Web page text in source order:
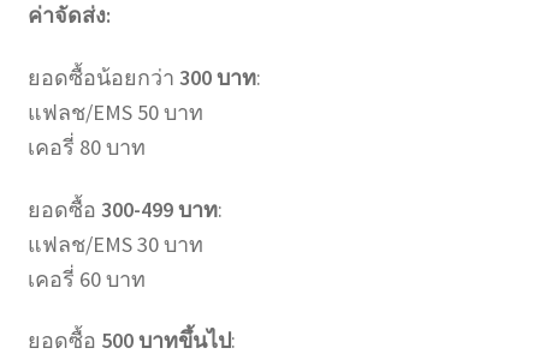
ค่าจัดส่ง:
ยอดซื้อน้อยกว่า 300 บาท:
แฟลช/EMS 50 บาท
เคอรี่ 80 บาท
ยอดซื้อ 300-499 บาท:
แฟลช/EMS 30 บาท
เคอรี่ 60 บาท
ยอดซื้อ 500 บาทขึ้นไป: